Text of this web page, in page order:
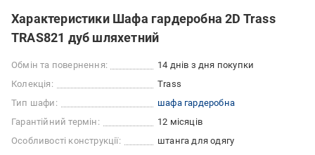
Характеристики Шафа гардеробна 2D Trass
TRAS821 дуб шляхетний
Обмін та повернення:
14 днів з дня покупки
Колекція:
Trass
Тип шафи:
шафа гардеробна
Гарантійний термін:
12 місяців
Особливості конструкції:
штанга для одягу